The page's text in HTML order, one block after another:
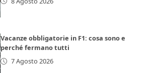
Vacanze obbligatorie in F1: cosa sono e
perché fermano tutti
7 Agosto 2026